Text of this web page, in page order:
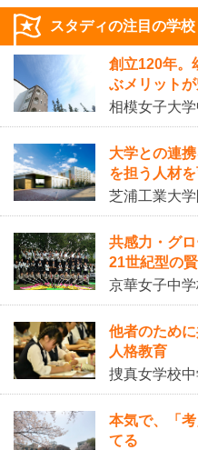
スタディの注目の学校
創立120年。
ぶメリット
相模女子大
大学との連
を担う人材
芝浦工業大
共感力・グ
21世紀型の
京華女子中学
他者のため
人格教育
捜真女学校
本気で、「
てる